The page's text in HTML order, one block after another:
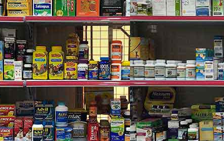
rất quan trọng trong việc hồi phục các vấn đề
melanin từ các tế bào tạo sắc tố, từ đó giảm